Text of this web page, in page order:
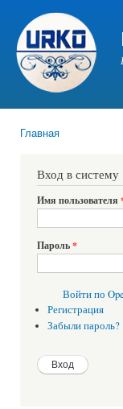
Главная
Вход в систему
Имя пользователя
Пароль*
Войти по
Регистрация
Забыли пароль?